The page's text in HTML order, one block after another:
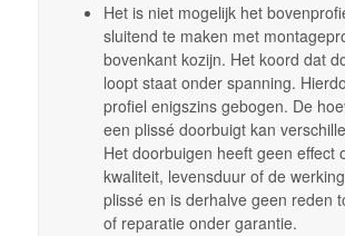
Het is niet mogelijk het
sluitend te maken met
bovenkant kozijn. Het koord dat
loopt staat onder spanning.
profiel enigszins gebogen. De
een plissé doorbuigt kan
Het doorbuigen heeft geen effect
kwaliteit, levensduur of de
plissé en is derhalve geen reden
of reparatie onder garantie.